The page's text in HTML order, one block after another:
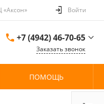
«Аксон» Войти
+7 (4942) 46-70-65
ул. Сутырина, 3 ТЦ
Заказать звонок
ПОМОЩЬ